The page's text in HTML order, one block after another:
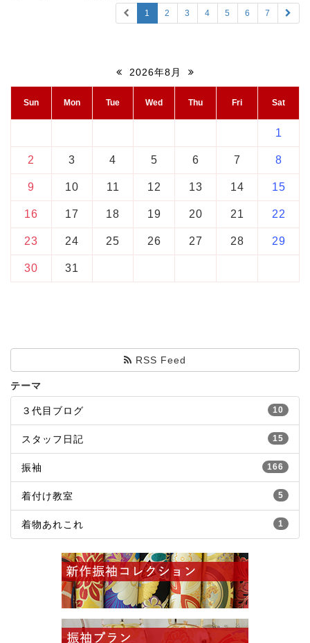
2026年8月
Sun Mon Tue Wed Thu Fri Sat
1
2 3 4 5 6 7 8
9 10 11 12 13 14 15
16 17 18 19 20 21 22
23 24 25 26 27 28 29
30 31
RSS Feed
テーマ
10
３代目ブログ
15
スタッフ日記
166
振袖
5
着付け教室
1
着物あれこれ
1 2 3 4 5 6 7